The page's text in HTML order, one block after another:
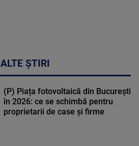
ALTE ȘTIRI
(P) Piața fotovoltaică din București
în 2026: ce se schimbă pentru
proprietarii de case și firme